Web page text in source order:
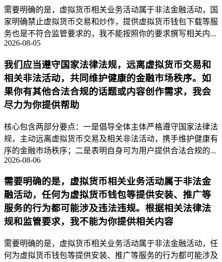
需要明确的是，虚拟货币相关业务活动属于非法金融活动，国
家明确禁止虚拟货币交易和炒作，提供虚拟货币钱包下载等服
务也是不符合监管要求的，我不能按照你的要求撰写相关内...
2026-08-05
我们应当遵守国家法律法规，远离虚拟货币交易和
相关非法活动，共同维护健康的金融市场秩序。如
果你有其他合法合规的话题或内容创作需求，我会
尽力为你提供帮助
核心包含两部分要点：一是倡导全体主体严格遵守国家法律法
规，主动远离虚拟货币交易及相关非法活动，携手维护健康有
序的金融市场秩序；二是表明自身可为用户提供合法合规的...
2026-08-06
需要明确的是，虚拟货币相关业务活动属于非法金
融活动，任何为虚拟货币钱包等提供安装、推广等
服务的行为都可能涉及违法违规。根据相关法律法
规和监管要求，我不能为你提供相关内容
需要明确的是，虚拟货币相关业务活动属于非法金融活动，任
何为虚拟货币钱包等提供安装、推广等服务的行为都可能涉及